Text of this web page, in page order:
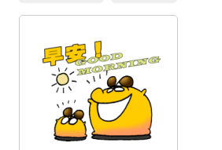
會員功能選單
會員中心
註冊會員
登入